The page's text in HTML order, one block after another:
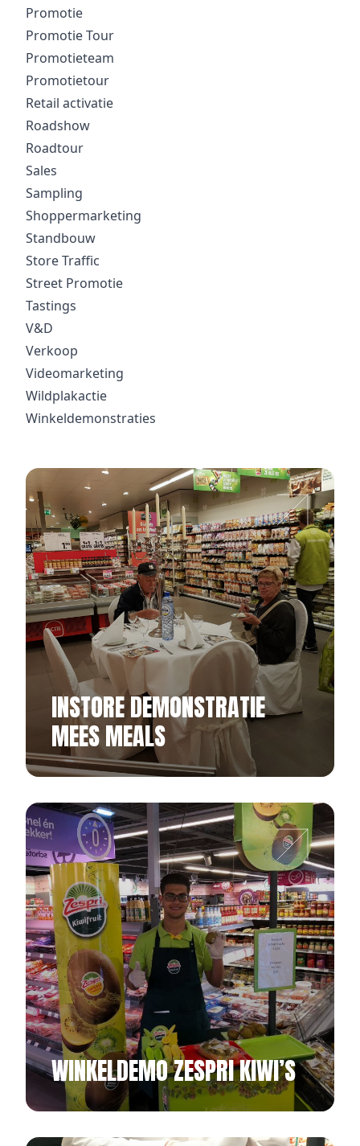
Promotie
Promotie Tour
Promotieteam
Promotietour
Retail activatie
Roadshow
Roadtour
Sales
Sampling
Shoppermarketing
Standbouw
Store Traffic
Street Promotie
Tastings
V&D
Verkoop
Videomarketing
Wildplakactie
Winkeldemonstraties
INSTORE DEMONSTRATIE
MEES MEALS
WINKELDEMO ZESPRI KIWI’S